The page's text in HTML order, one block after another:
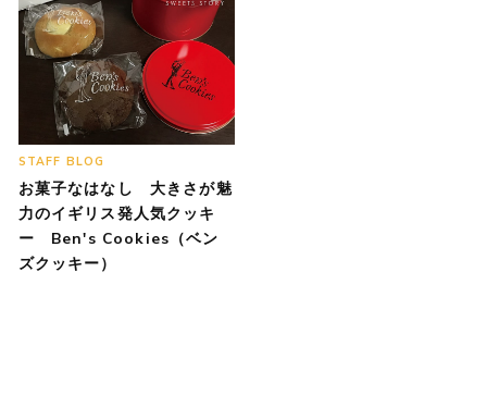
STAFF BLOG
お菓子なはなし 大きさが魅
力のイギリス発人気クッキ
ー Ben's Cookies（ベン
ズクッキー）